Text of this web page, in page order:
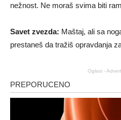
nežnost. Ne moraš svima biti
Savet zvezda: Maštaj, ali sa
prestaneš da tražiš opravdanja
Oglasi -